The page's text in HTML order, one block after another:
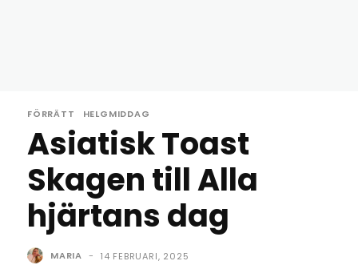
FÖRRÄTT HELGMIDDAG
Asiatisk Toast
Skagen till Alla
hjärtans dag
MARIA - 14 FEBRUARI, 2025